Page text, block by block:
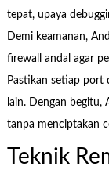
tepat, upaya
Demi keamanan,
firewall andal agar
Pastikan setiap port
lain. Dengan begitu,
tanpa menciptakan
Teknik